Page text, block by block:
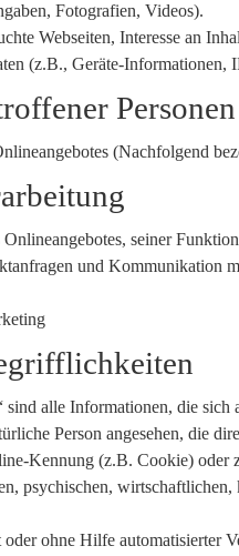
Fotografien, Videos).
Webseiten, Interesse an
(z.B., Geräte-Informationen,
Personen
(Nachfolgend
seiner
und Kommunikation
sind alle Informationen, die
Person angesehen, die
Kennung (z.B. Cookie) oder
psychischen,
ohne Hilfe automatisierter